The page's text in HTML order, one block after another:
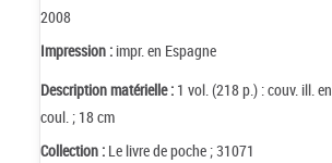
2008
Impression : impr. en Espagne
Description matérielle : 1 vol. (218 p.) : couv. ill. en
coul. ; 18 cm
Collection : Le livre de poche ; 31071